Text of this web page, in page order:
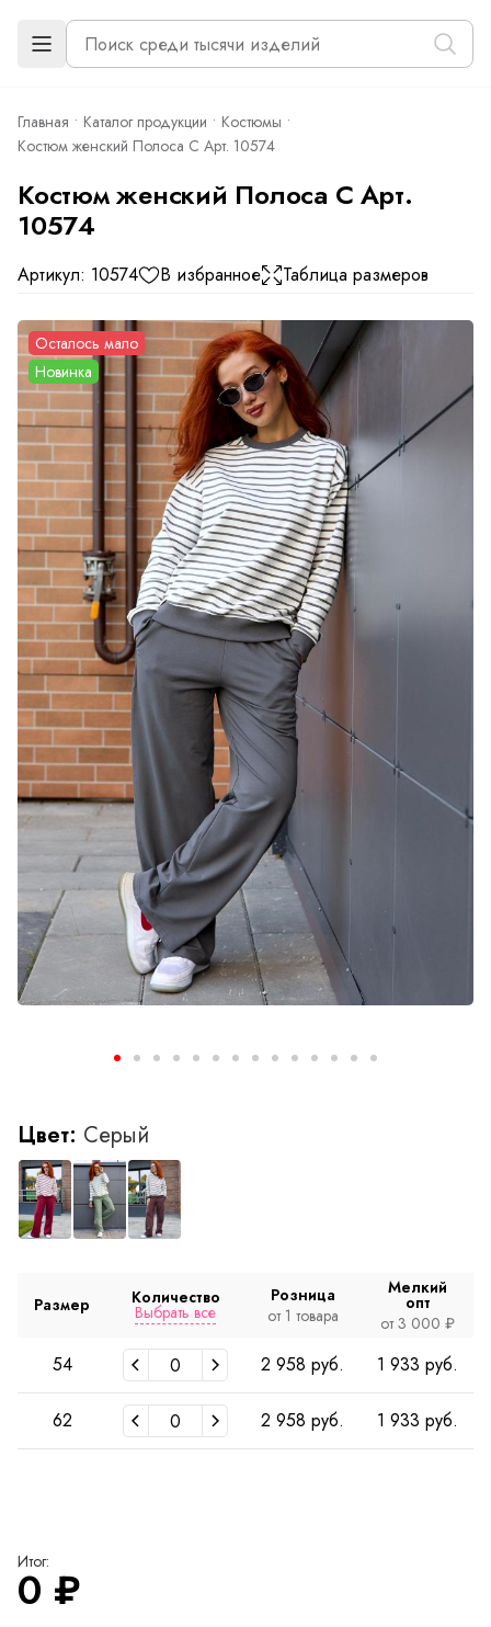
Главная Каталог продукции
Костюмы
Костюм женский Полоса С Арт. 10574
Костюм женский Полоса С Арт.
10574
Артикул: 10574 В избранное Таблица размеров
Осталось мало
Новинка
Цвет: Серый
Размер Количество
Выбрать все
Розница
от 1 товара
Мелкий
опт
от 3 000 ₽
54 2 958 руб. 1 933 руб.
62 2 958 руб. 1 933 руб.
Итог:
0 ₽